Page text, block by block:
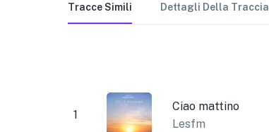
Tracce Simili Dettagli Della Traccia
1
Ciao mattino
Lesfm